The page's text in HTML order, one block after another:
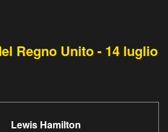
Regno Unito - 14 luglio
Lewis Hamilton